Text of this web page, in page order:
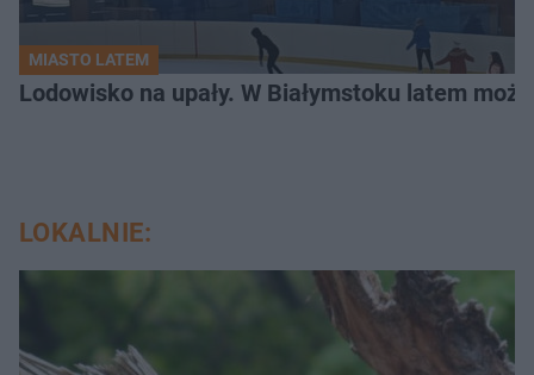
MIASTO LATEM
Lodowisko na upały. W Białymstoku latem
LOKALNIE: